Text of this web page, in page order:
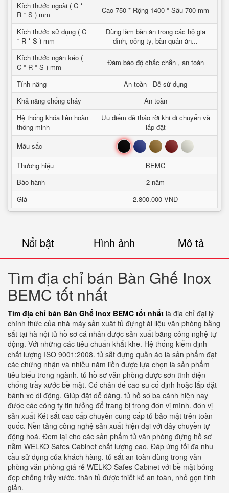
Kích thước ngoài ( C *
R * S ) mm
Cao 750 * Rộng 1400 * Sâu 700 mm
Kích thước sử dụng ( C
* R * S ) mm
Dùng làm bàn ăn trong các hộ gia
đình, công ty, bàn quán ăn...
Kích thước ngăn kéo (
C * R * S ) mm
Đảm bảo độ chắc chắn , an toàn
Tính năng
An toàn - Dễ sử dụng
Khả năng chống cháy
An toàn
Hệ thống khóa liên hoàn
thông minh
Ưu điểm dễ tháo rời khi di chuyển và
lắp đặt
Mầu sắc
Đen Xanh Nâu Đỏ Trắng
Thương hiệu
BEMC
Bảo hành
2 năm
Giá
2.800.000 VNĐ
Nổi bật Hình ảnh Mô tả
Tìm địa chỉ bán Bàn Ghế Inox
BEMC tốt nhất
Tìm địa chỉ bán Bàn Ghế Inox BEMC tốt nhất là địa chỉ đại lý
chính thức của nhà máy sản xuât tủ đựngt ài liệu văn phòng bằng
sắt tại hà nội tủ hồ sơ cá nhân được sản xuất bằng công nghệ tự
động. Với những các tiêu chuẩn khắt khe. Hệ thống kiểm định
chất lượng ISO 9001:2008. tủ sắt đựng quần áo là sản phẩm đạt
các chứng nhận và nhiều năm liền được lựa chọn là sản phẩm
tiêu biểu trong ngành. tủ hồ sơ văn phòng được sơn tĩnh điện
chống trầy xước bề mặt. Có chân đế cao su cố định hoặc lắp đặt
bánh xe di động. Giúp đặt dễ dàng. tủ hồ sơ ba cánh hiện nay
được các công ty tin tưởng để trang bị trong đơn vị mình. đơn vị
sản xuất Két sắt cao cấp chuyên cung cấp tủ bảo mật trên toàn
quốc. Nền tảng công nghệ sản xuất hiện đại với dây chuyền tự
động hoá. Đem lại cho các sản phẩm tủ văn phòng đựng hồ sơ
nằm WELKO Safes Cabinet chất lượng cao. Đáp ứng tối đa nhu
cầu sử dụng của khách hàng. tủ sắt an toàn dùng trong văn
phòng văn phòng giá rẻ WELKO Safes Cabinet với bề mặt bóng
đẹp chống trầy xước. thân tủ được thiết kế an toàn, nhỏ gọn tinh
giản.